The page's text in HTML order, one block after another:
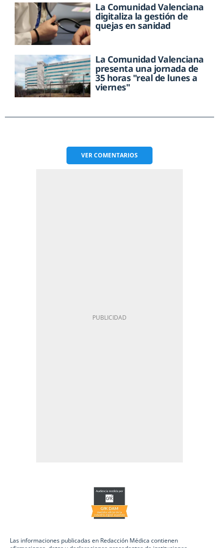
La Comunidad Valenciana
digitaliza la gestión de
quejas en sanidad
La Comunidad Valenciana
presenta una jornada de
35 horas "real de lunes a
viernes"
VERCOMENTARIOS
Las informaciones publicadas en Redacción Médica contienen